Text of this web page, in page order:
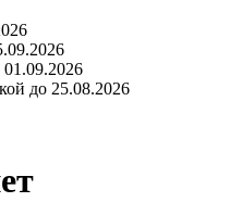
01.09.2026
до 25.08.2026